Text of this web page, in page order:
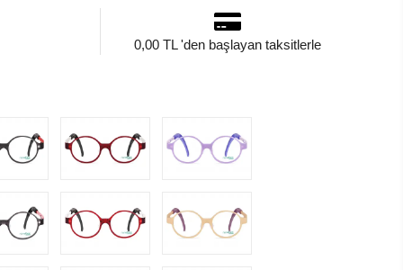
0,00 TL 'den başlayan taksitlerle